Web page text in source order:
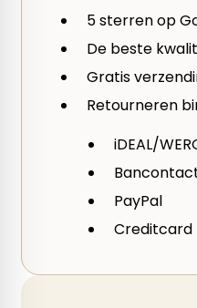
5 sterren op
De beste
Gratis
Retourneren
iDEAL/
PayPal
Creditcard